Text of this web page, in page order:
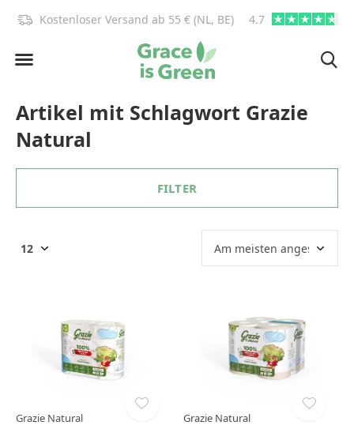
Kostenloser Versand ab 55 € (NL, BE) 4.7
Artikel mit Schlagwort Grazie
Natural
FILTER
Grazie Natural Grazie Natural